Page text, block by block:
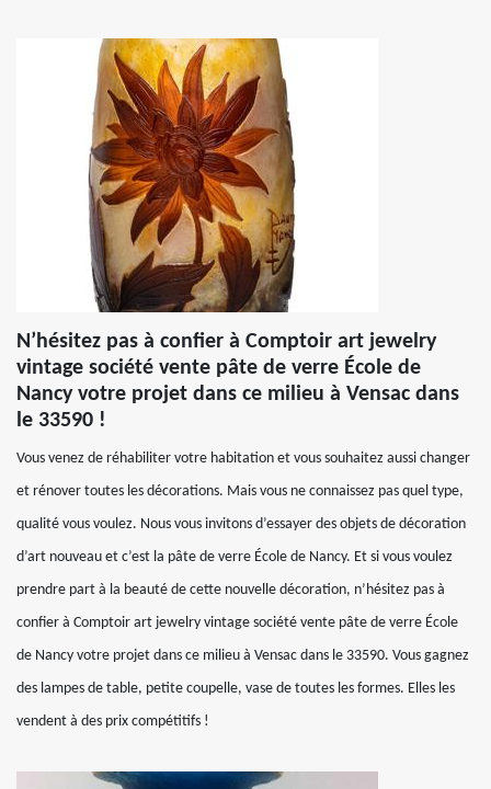
N’hésitez pas à confier à Comptoir art jewelry
vintage société vente pâte de verre École de
Nancy votre projet dans ce milieu à Vensac dans
le 33590 !
Vous venez de réhabiliter votre habitation et vous souhaitez aussi changer
et rénover toutes les décorations. Mais vous ne connaissez pas quel type,
qualité vous voulez. Nous vous invitons d’essayer des objets de décoration
d’art nouveau et c’est la pâte de verre École de Nancy. Et si vous voulez
prendre part à la beauté de cette nouvelle décoration, n’hésitez pas à
confier à Comptoir art jewelry vintage société vente pâte de verre École
de Nancy votre projet dans ce milieu à Vensac dans le 33590. Vous gagnez
des lampes de table, petite coupelle, vase de toutes les formes. Elles les
vendent à des prix compétitifs !